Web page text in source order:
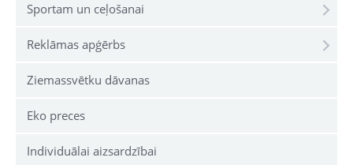
Sportam un ceļošanai
Reklāmas apģērbs
Ziemassvētku dāvanas
Eko preces
Individuālai aizsardzībai